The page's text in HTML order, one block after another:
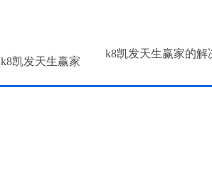
k8凯发天生赢家
k8凯发天生赢家的解